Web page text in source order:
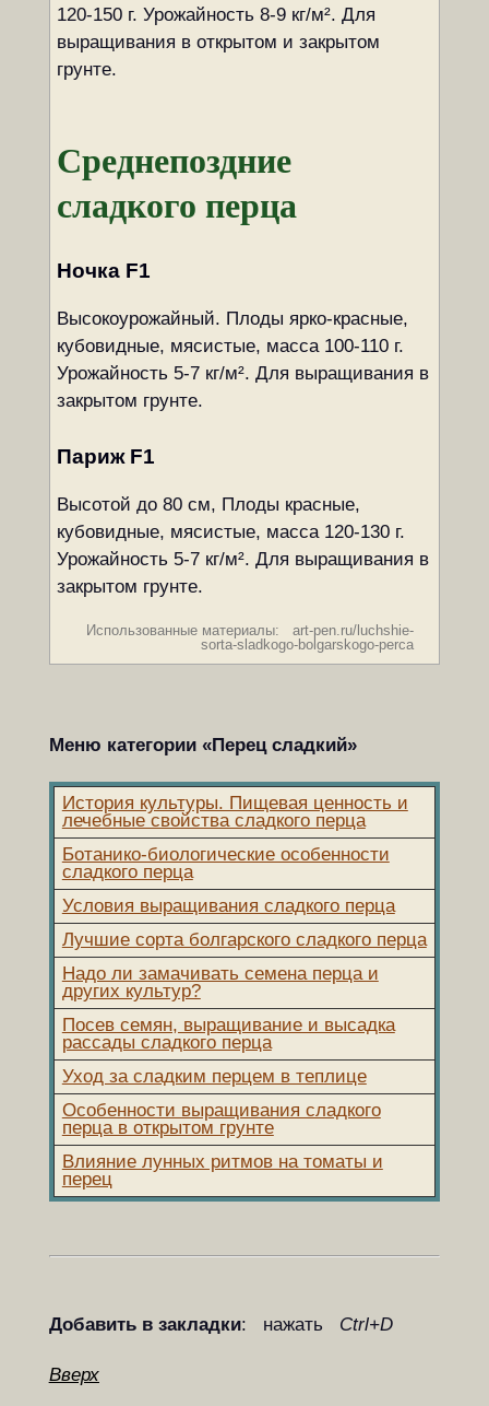
120-150 г. Урожайность 8-9 кг/м². Для
выращивания в открытом и закрытом
грунте.
Среднепоздние
сладкого перца
Ночка F1
Высокоурожайный. Плоды ярко-красные,
кубовидные, мясистые, масса 100-110 г.
Урожайность 5-7 кг/м². Для выращивания в
закрытом грунте.
Париж F1
Высотой до 80 см, Плоды красные,
кубовидные, мясистые, масса 120-130 г.
Урожайность 5-7 кг/м². Для выращивания в
закрытом грунте.
Использованные материалы: art-pen.ru/luchshie-
sorta-sladkogo-bolgarskogo-perca
Меню категории «Перец сладкий»
История культуры. Пищевая ценность и
лечебные свойства сладкого перца
Ботанико-биологические особенности
сладкого перца
Условия выращивания сладкого перца
Лучшие сорта болгарского сладкого перца
Надо ли замачивать семена перца и
других культур?
Посев семян, выращивание и высадка
рассады сладкого перца
Уход за сладким перцем в теплице
Особенности выращивания сладкого
перца в открытом грунте
Влияние лунных ритмов на томаты и
перец
Добавить в закладки: нажать Ctrl+D
Вверх